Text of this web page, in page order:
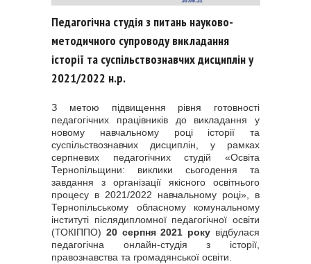
Педагогічна студія з питань науково-
методичного супроводу викладання
історії та суспільствознавчих дисциплін у
2021/2022 н.р.
З метою підвищення рівня готовності
педагогічних працівників до викладання у
новому навчальному році історії та
суспільствознавчих дисциплін, у рамках
серпневих педагогічних студій «Освіта
Тернопільщини: виклики сьогодення та
завдання з організації якісного освітнього
процесу в 2021/2022 навчальному році», в
Тернопільському обласному комунальному
інституті післядипломної педагогічної освіти
(ТОКІППО) 20 серпня 2021 року відбулася
педагогічна онлайн-студія з історії,
правознавства та громадянської освіти.